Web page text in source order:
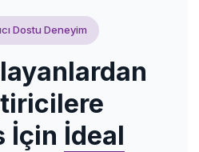
Dostu Deneyim
İçin İdeal